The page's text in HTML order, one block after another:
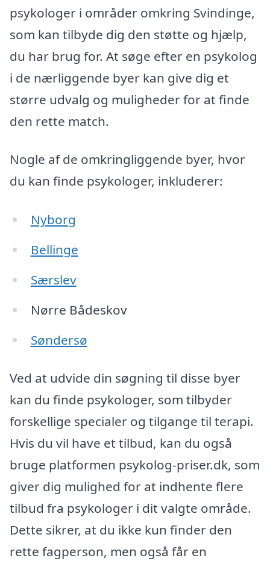
psykologer i områder omkring Svindinge,
som kan tilbyde dig den støtte og hjælp,
du har brug for. At søge efter en psykolog
i de nærliggende byer kan give dig et
større udvalg og muligheder for at finde
den rette match.
Nogle af de omkringliggende byer, hvor
du kan finde psykologer, inkluderer:
Nyborg
Bellinge
Særslev
Nørre Bådeskov
Søndersø
Ved at udvide din søgning til disse byer
kan du finde psykologer, som tilbyder
forskellige specialer og tilgange til terapi.
Hvis du vil have et tilbud, kan du også
bruge platformen psykolog-priser.dk, som
giver dig mulighed for at indhente flere
tilbud fra psykologer i dit valgte område.
Dette sikrer, at du ikke kun finder den
rette fagperson, men også får en